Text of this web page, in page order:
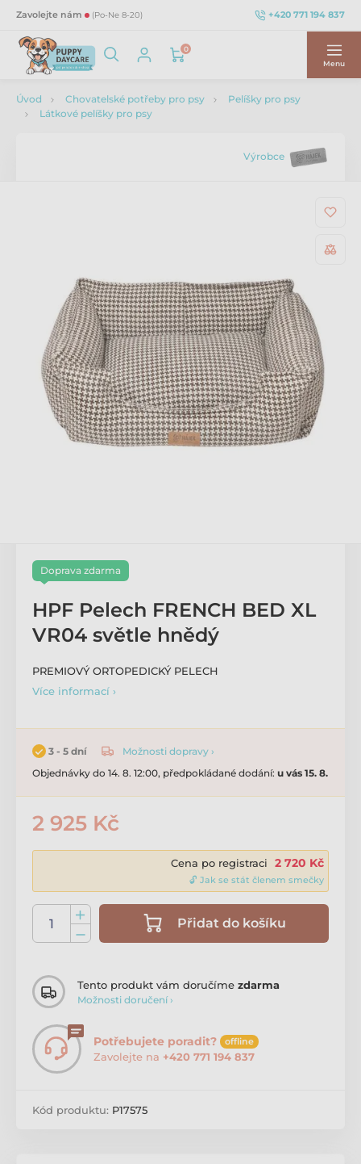
Zavolejte nám (Po-Ne 8-20) +420 771 194 837
0
Menu
Úvod Chovatelské potřeby pro psy
Pelíšky pro psy
Látkové pelíšky pro psy
Výrobce
Doprava zdarma
HPF Pelech FRENCH BED XL
VR04 světle hnědý
PREMIOVÝ ORTOPEDICKÝ PELECH
Více informací ›
3 - 5 dní
Možnosti dopravy ›
Objednávky do 14. 8. 12:00, předpokládané dodání: u vás 15. 8.
2 925 Kč
Cena po registraci 2 720 Kč
🔓 Jak se stát členem smečky
Přidat do košíku
Tento produkt vám doručíme zdarma
Možnosti doručení ›
Potřebujete poradit? offline
Zavolejte na +420 771 194 837
Kód produktu: P17575